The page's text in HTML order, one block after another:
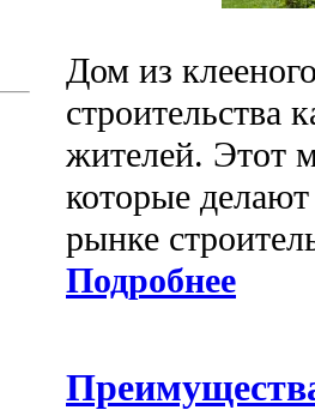
Дом из
строительства
жителей. Этот
которые
рынке
Подробнее